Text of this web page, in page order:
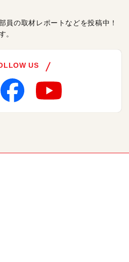
員の取材レポートなどを投稿中！
。
US